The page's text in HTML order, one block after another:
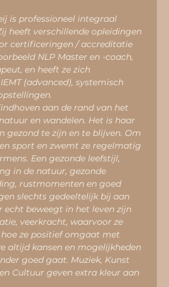
is professioneel integraal
heeft verschillende opleidingen
certificeringen / accreditatie
NLP Master en -coach,
en heeft ze zich
(advanced), systemisch
aan de rand van het
en wandelen. Het is haar
gezond te zijn en te blijven. Om
sport en zwemt ze regelmatig
Een gezonde leefstijl,
in de natuur, gezonde
rustmomenten en goed
slechts gedeeltelijk bij aan
beweegt in het leven zijn
veerkracht, waarvoor ze
ze positief omgaat met
altijd kansen en mogelijkheden
goed gaat. Muziek, Kunst
Cultuur geven extra kleur aan